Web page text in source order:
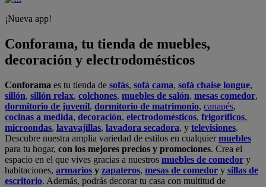
¡Nueva app!
Conforama, tu tienda de muebles,
decoración y electrodomésticos
Conforama es tu tienda de sofás, sofá cama, sofá chaise longue,
sillón, sillón relax, colchones, muebles de salón, mesas comedor,
dormitorio de juvenil, dormitorio de matrimonio, canapés,
cocinas a medida, decoración, electrodomésticos, frigoríficos,
microondas, lavavajillas, lavadora secadora, y televisiones.
Descubre nuestra amplia variedad de estilos en cualquiermuebles
para tu hogar, con los mejores precios y promociones. Crea el
espacio en el que vives gracias a nuestros muebles de comedor y
habitaciones, armarios y zapateros, mesas de comedor y sillas de
escritorio. Además, podrás decorar tu casa con multitud de